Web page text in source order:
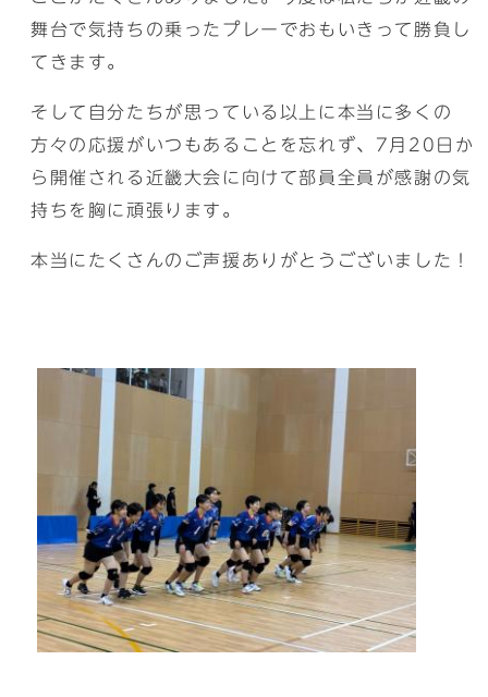
舞台で気持ちの乗ったプレーでおもいきって勝負し
てきます。
そして自分たちが思っている以上に本当に多くの
方々の応援がいつもあることを忘れず、7月20日か
ら開催される近畿大会に向けて部員全員が感謝の気
持ちを胸に頑張ります。
本当にたくさんのご声援ありがとうございました！